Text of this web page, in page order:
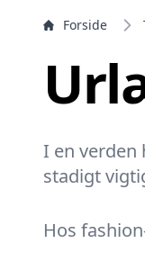
Forside
I en
stadigt
Hos